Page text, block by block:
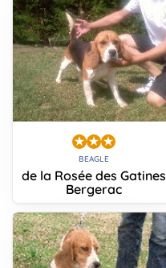
BEAGLE
de la Rosée des Gatines
Bergerac